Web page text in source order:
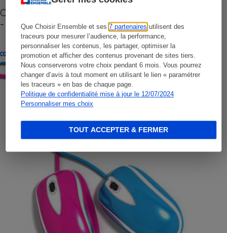
Que Choisir Ensemble et ses7 partenaires utilisent des
traceurs pour mesurer l’audience, la performance,
personnaliser les contenus, les partager, optimiser la
promotion et afficher des contenus provenant de sites tiers.
Nous conserverons votre choix pendant 6 mois. Vous pourrez
changer d’avis à tout moment en utilisant le lien « paramétrer
les traceurs » en bas de chaque page.
Politique de confidentialité mise à jour le 12/07/2024
Personnaliser mes choix
TOUT ACCEPTER & FERMER
Cafetière à capsules zéro déchet CoffeeB (vidéo)
- Premières impressions
CONSEILS